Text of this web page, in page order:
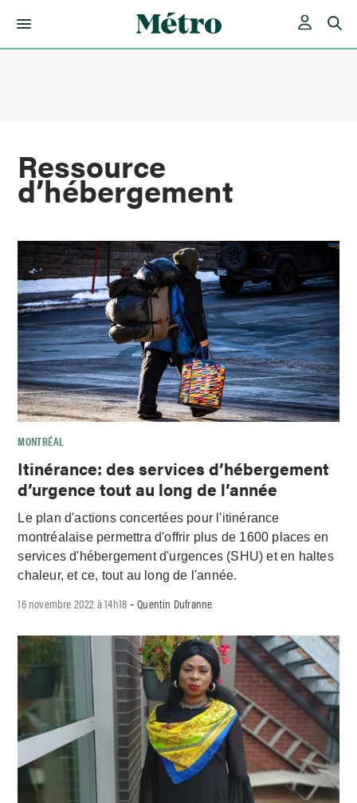
Ressource
d’hébergement
MONTRÉAL
Itinérance: des services d’hébergement
d’urgence tout au long de l’année
Le plan d'actions concertées pour l'itinérance
montréalaise permettra d'offrir plus de 1600 places en
services d'hébergement d'urgences (SHU) et en haltes
chaleur, et ce, tout au long de l'année.
16 novembre 2022 à 14h18 -Quentin Dufranne